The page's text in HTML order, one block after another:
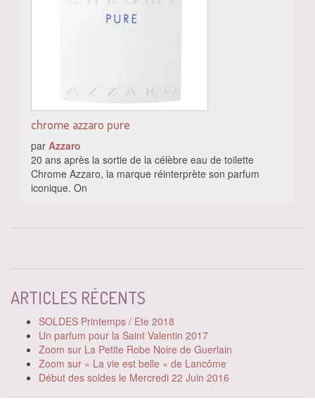
chrome azzaro pure
par Azzaro
20 ans après la sortie de la célèbre eau de toilette
Chrome Azzaro, la marque réinterprète son parfum
iconique. On
ARTICLES RÉCENTS
SOLDES Printemps / Ete 2018
Un parfum pour la Saint Valentin 2017
Zoom sur La Petite Robe Noire de Guerlain
Zoom sur « La vie est belle » de Lancôme
Début des soldes le Mercredi 22 Juin 2016